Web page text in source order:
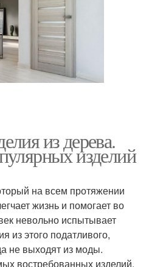
из дерева.
изделий
на всем протяжении
жизнь и помогает во
невольно испытывает
из этого податливого,
не выходят из моды.
востребованных изделий.